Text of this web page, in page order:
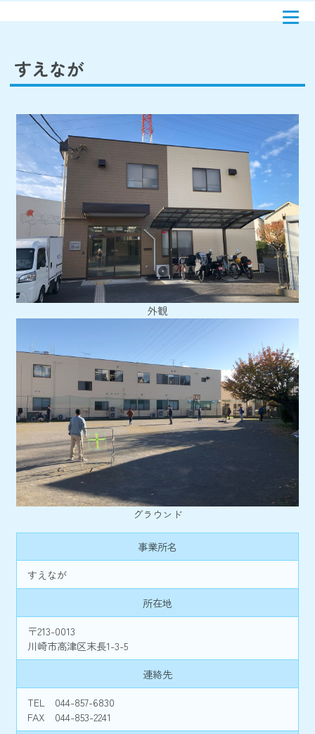
すえなが
外観
グラウンド
事業所名
すえなが
所在地
〒213-0013
川崎市高津区末長1-3-5
連絡先
TEL 044-857-6830
FAX 044-853-2241